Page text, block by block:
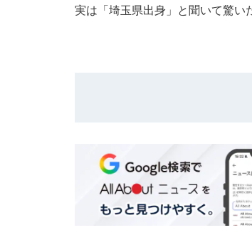
実は「埼玉県出身」と聞いて驚い